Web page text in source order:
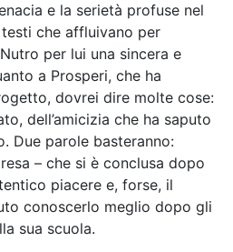
e la serietà profuse nel
che affluivano per
per lui una sincera e
a Prosperi, che ha
dovrei dire molte cose:
dell’amicizia che ha saputo
Due parole basteranno:
– che si è conclusa dopo
piacere e, forse, il
conoscerlo meglio dopo gli
sua scuola.